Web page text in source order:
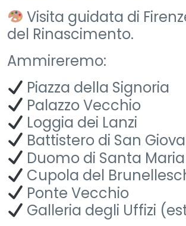
Visita guidata di
del Rinascimento.
Ammireremo:
Piazza della Signoria
Palazzo Vecchio
Loggia dei Lanzi
Battistero di San
Duomo di Santa
Cupola del
Ponte Vecchio
Galleria degli Uffizi